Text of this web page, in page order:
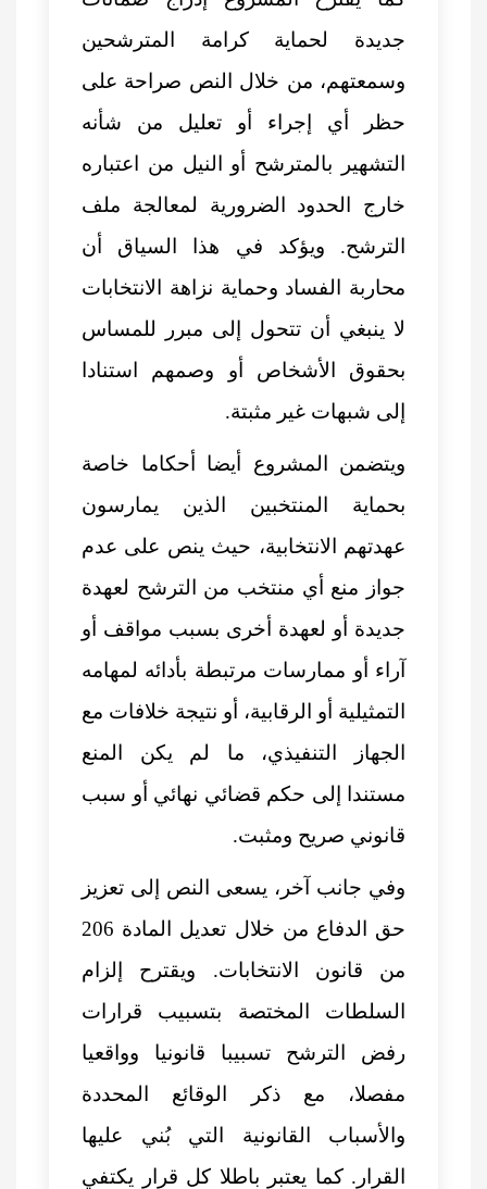
جديدة لحماية كرامة المترشحين
وسمعتهم، من خلال النص صراحة على
حظر أي إجراء أو تعليل من شأنه
التشهير بالمترشح أو النيل من اعتباره
خارج الحدود الضرورية لمعالجة ملف
الترشح. ويؤكد في هذا السياق أن
محاربة الفساد وحماية نزاهة الانتخابات
لا ينبغي أن تتحول إلى مبرر للمساس
بحقوق الأشخاص أو وصمهم استنادا
إلى شبهات غير مثبتة.
ويتضمن المشروع أيضا أحكاما خاصة
بحماية المنتخبين الذين يمارسون
عهدتهم الانتخابية، حيث ينص على عدم
جواز منع أي منتخب من الترشح لعهدة
جديدة أو لعهدة أخرى بسبب مواقف أو
آراء أو ممارسات مرتبطة بأدائه لمهامه
التمثيلية أو الرقابية، أو نتيجة خلافات مع
الجهاز التنفيذي، ما لم يكن المنع
مستندا إلى حكم قضائي نهائي أو سبب
قانوني صريح ومثبت.
وفي جانب آخر، يسعى النص إلى تعزيز
حق الدفاع من خلال تعديل المادة 206
من قانون الانتخابات. ويقترح إلزام
السلطات المختصة بتسبيب قرارات
رفض الترشح تسبيبا قانونيا وواقعيا
مفصلا، مع ذكر الوقائع المحددة
والأسباب القانونية التي بُني عليها
القرار. كما يعتبر باطلا كل قرار يكتفي